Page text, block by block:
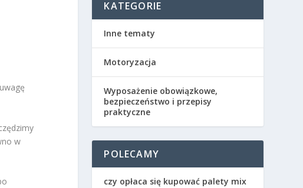
w
KATEGORIE
Inne tematy
Motoryzacja
Wyposażenie obowiązkowe,
bezpieczeństwo i przepisy
praktyczne
POLECAMY
czy opłaca się kupować palety mix